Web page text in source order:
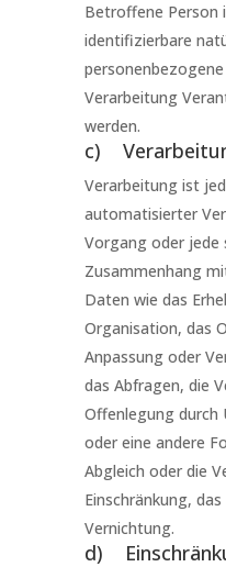
Betroffene Person
identifizierbare
Verarbeitung
werden.
c)
Verarbeitung ist
automatisierter
Vorgang oder jede
Zusammenhang
Daten wie das
Organisation, das
Anpassung oder
das Abfragen, die
Offenlegung durch
oder eine andere
Abgleich oder die
Einschränkung,
Vernichtung.
d)